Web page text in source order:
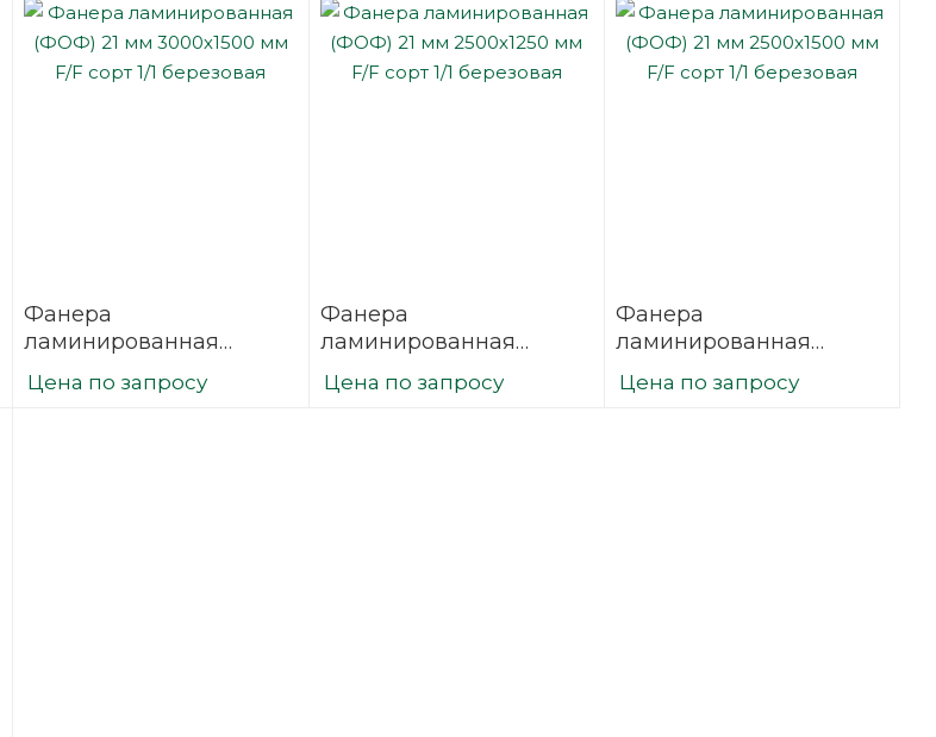
Фанера
ламинированная
(ФОФ) 21 мм 3000х1500
мм F/F сорт 1/1
Цена по запросу
Фанера
ламинированная
(ФОФ) 21 мм 2500х1250
мм F/F сорт 1/1
Цена по запросу
Фанера
ламинированная
(ФОФ) 21 мм 2500х1500
мм F/F сорт 1/1
Цена по запросу